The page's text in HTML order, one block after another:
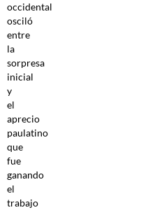
occidental
osciló
entre
la
sorpresa
inicial
y
el
aprecio
paulatino
que
fue
ganando
el
trabajo